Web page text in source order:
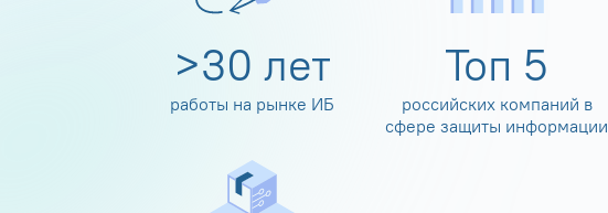
>30 лет
работы на рынке ИБ
Топ 5
российских компаний в
сфере защиты информации